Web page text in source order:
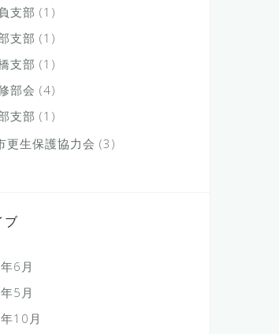
支部 (1)
支部 (1)
支部 (1)
部会 (4)
支部 (1)
更生保護協力会 (3)
ブ
6月
5月
10月